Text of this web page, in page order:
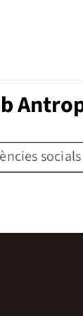
socials